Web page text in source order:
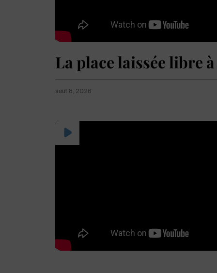
La place laissée libre
août 8, 2026